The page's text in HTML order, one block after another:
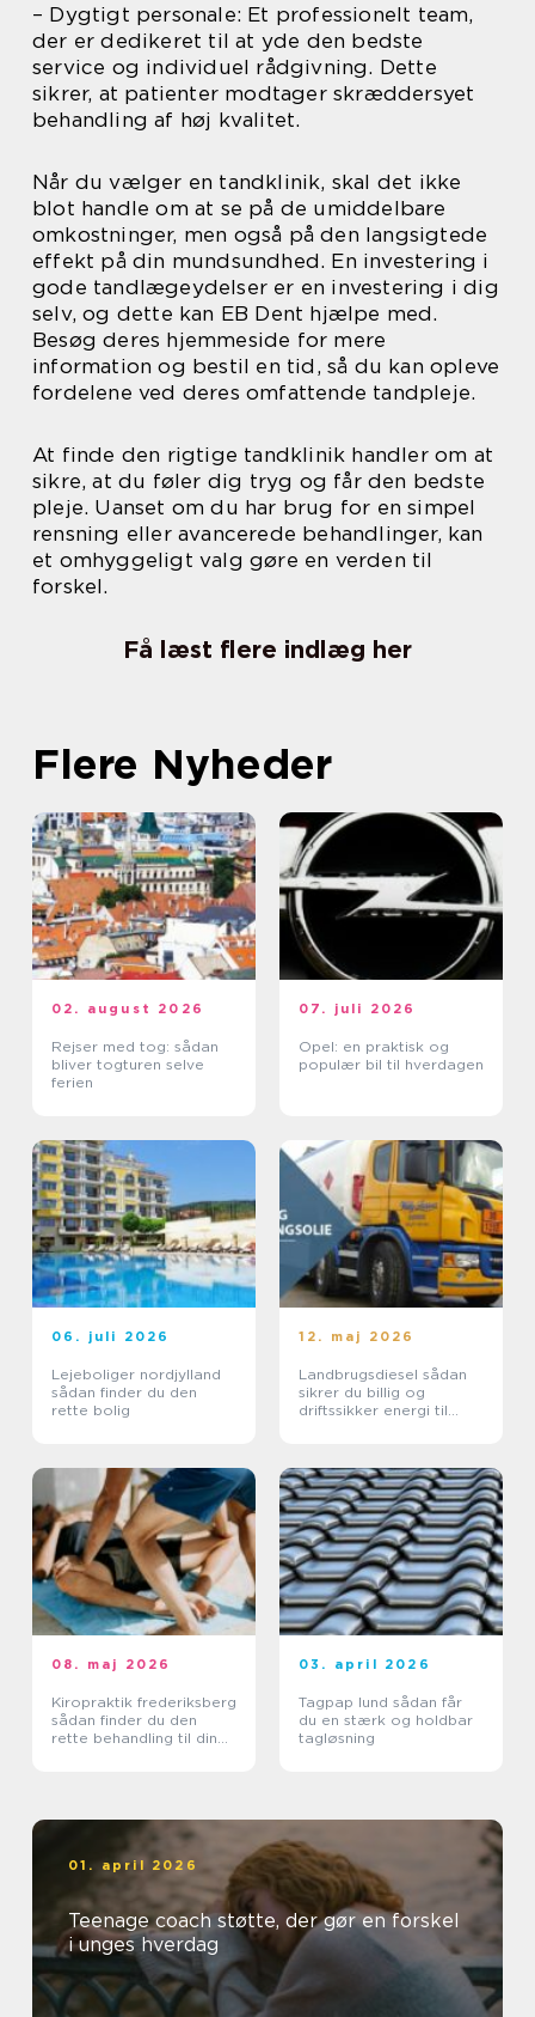
– Dygtigt personale: Et professionelt team,
der er dedikeret til at yde den bedste
service og individuel rådgivning. Dette
sikrer, at patienter modtager skræddersyet
behandling af høj kvalitet.
Når du vælger en tandklinik, skal det ikke
blot handle om at se på de umiddelbare
omkostninger, men også på den langsigtede
effekt på din mundsundhed. En investering i
gode tandlægeydelser er en investering i dig
selv, og dette kan EB Dent hjælpe med.
Besøg deres hjemmeside for mere
information og bestil en tid, så du kan opleve
fordelene ved deres omfattende tandpleje.
At finde den rigtige tandklinik handler om at
sikre, at du føler dig tryg og får den bedste
pleje. Uanset om du har brug for en simpel
rensning eller avancerede behandlinger, kan
et omhyggeligt valg gøre en verden til
forskel.
Få læst flere indlæg her
Flere Nyheder
02. august 2026
Rejser med tog: sådan
bliver togturen selve
ferien
07. juli 2026
Opel: en praktisk og
populær bil til hverdagen
06. juli 2026
Lejeboliger nordjylland
sådan finder du den
rette bolig
12. maj 2026
Landbrugsdiesel sådan
sikrer du billig og
driftssikker energi til
08. maj 2026
Kiropraktik frederiksberg
sådan finder du den
rette behandling til din
03. april 2026
Tagpap lund sådan får
du en stærk og holdbar
tagløsning
01. april 2026
Teenage coach støtte, der gør en forskel
i unges hverdag